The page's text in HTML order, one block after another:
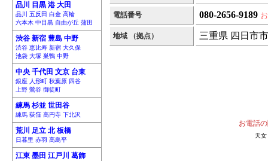
品川 目黒 港 大田
品川 五反田 白金 高輪
六本木 中目黒 自由が丘 蒲田
渋谷 新宿 豊島 中野
渋谷 恵比寿 新宿 大久保
池袋 大塚 巣鴨 中野
中央 千代田 文京 台東
銀座 人形町 秋葉原 四谷
上野 鶯谷 御徒町
練馬 杉並 世田谷
練馬 荻窪 高円寺 下北沢
荒川 足立 北 板橋
日暮里 赤羽 高島平
江東 墨田 江戸川 葛飾
電話番号 080-2656-9189
地域 （拠点） 三重県 四日市市
お電話
天女